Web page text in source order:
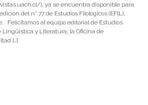
), ya se encuentra disponible para
del n° 77 de Estudios Filológicos (EFIL),
Felicitamos al equipo editorial de Estudios
Lingüística y Literatura, la Oficina de
[…]